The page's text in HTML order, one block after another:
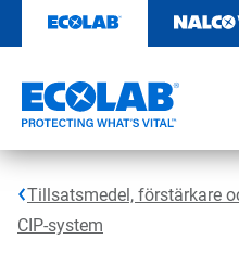
innehåll
Tillsatsmedel, förstärkare
CIP-system